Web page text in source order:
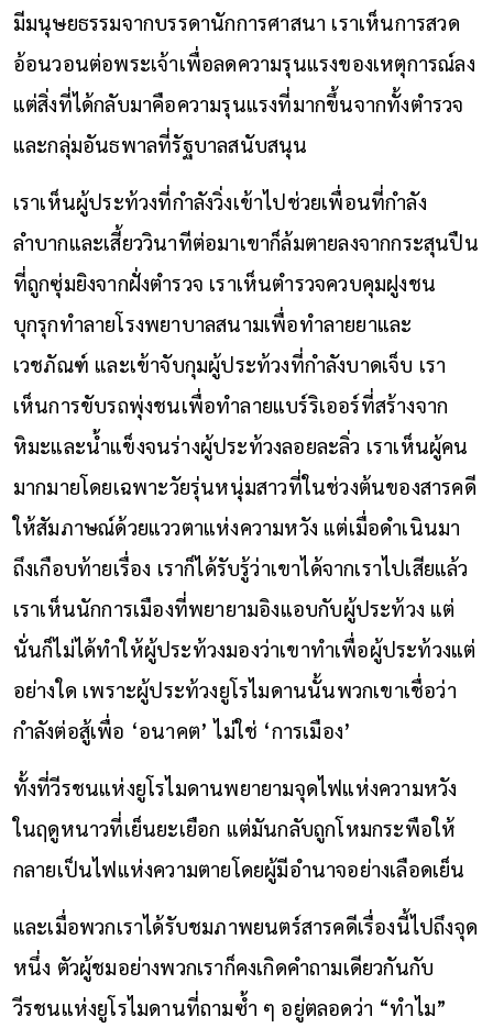
มีมนุษยธรรมจากบรรดานักการศาสนา เราเห็นการสวด
อ้อนวอนต่อพระเจ้าเพื่อลดความรุนแรงของเหตุการณ์ลง
แต่สิ่งที่ได้กลับมาคือความรุนแรงที่มากขึ้นจากทั้งตำรวจ
และกลุ่มอันธพาลที่รัฐบาลสนับสนุน
เราเห็นผู้ประท้วงที่กำลังวิ่งเข้าไปช่วยเพื่อนที่กำลัง
ลำบากและเสี้ยววินาทีต่อมาเขาก็ล้มตายลงจากกระสุนปืน
ที่ถูกซุ่มยิงจากฝั่งตำรวจ เราเห็นตำรวจควบคุมฝูงชน
บุกรุกทำลายโรงพยาบาลสนามเพื่อทำลายยาและ
เวชภัณฑ์ และเข้าจับกุมผู้ประท้วงที่กำลังบาดเจ็บ เรา
เห็นการขับรถพุ่งชนเพื่อทำลายแบร์ริเออร์ที่สร้างจาก
หิมะและน้ำแข็งจนร่างผู้ประท้วงลอยละลิ่ว เราเห็นผู้คน
มากมายโดยเฉพาะวัยรุ่นหนุ่มสาวที่ในช่วงต้นของสารคดี
ให้สัมภาษณ์ด้วยแววตาแห่งความหวัง แต่เมื่อดำเนินมา
ถึงเกือบท้ายเรื่อง เราก็ได้รับรู้ว่าเขาได้จากเราไปเสียแล้ว
เราเห็นนักการเมืองที่พยายามอิงแอบกับผู้ประท้วง แต่
นั่นก็ไม่ได้ทำให้ผู้ประท้วงมองว่าเขาทำเพื่อผู้ประท้วงแต่
อย่างใด เพราะผู้ประท้วงยูโรไมดานนั้นพวกเขาเชื่อว่า
กำลังต่อสู้เพื่อ ‘อนาคต’ ไม่ใช่ ‘การเมือง’
ทั้งที่วีรชนแห่งยูโรไมดานพยายามจุดไฟแห่งความหวัง
ในฤดูหนาวที่เย็นยะเยือก แต่มันกลับถูกโหมกระพือให้
กลายเป็นไฟแห่งความตายโดยผู้มีอำนาจอย่างเลือดเย็น
และเมื่อพวกเราได้รับชมภาพยนตร์สารคดีเรื่องนี้ไปถึงจุด
หนึ่ง ตัวผู้ชมอย่างพวกเราก็คงเกิดคำถามเดียวกันกับ
วีรชนแห่งยูโรไมดานที่ถามซ้ำ ๆ อยู่ตลอดว่า “ทำไม”